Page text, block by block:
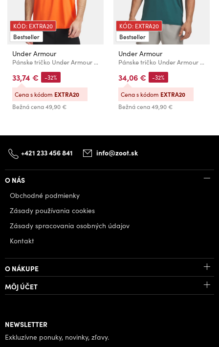
KÓD: EXTRA20
Bestseller
Under Armour
Pánske tričko Under Armour Vanish Energy SS
33,74 €
Bežná cena49,90 €
-32%
Cena s kódom EXTRA20
KÓD: EXTRA20
Bestseller
Under Armour
Pánske tričko Under Armour Vanish Energy SS-GRN
34,06 €
Bežná cena49,90 €
-32%
Cena s kódom EXTRA20
+421 233 456 841 info@zoot.sk
O NÁS
Obchodné podmienky
Zásady používania cookies
Zásady spracovania osobných údajov
Kontakt
O NÁKUPE
MÔJ ÚČET
NEWSLETTER
Exkluzívne ponuky, novinky, zľavy.